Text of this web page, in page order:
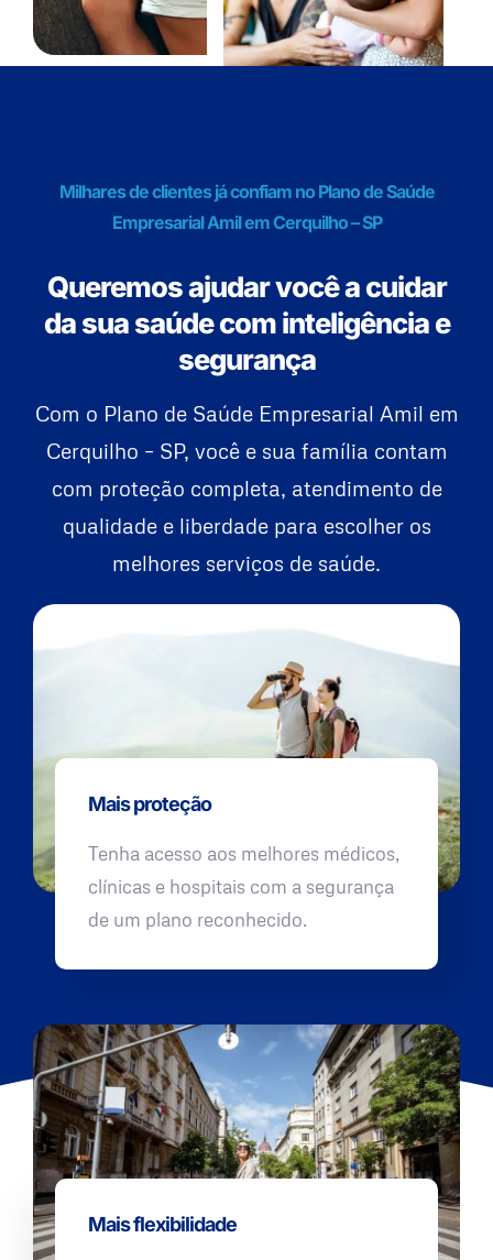
Milhares de clientes já confiam no Plano de Saúde
Empresarial Amil em Cerquilho – SP
Queremos ajudar você a cuidar
da sua saúde com inteligência e
segurança
Com o Plano de Saúde Empresarial Amil em
Cerquilho – SP, você e sua família contam
com proteção completa, atendimento de
qualidade e liberdade para escolher os
melhores serviços de saúde.
Mais proteção
Tenha acesso aos melhores médicos,
clínicas e hospitais com a segurança
de um plano reconhecido.
Mais flexibilidade